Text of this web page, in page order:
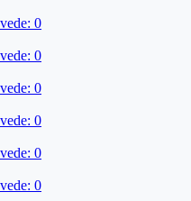
0
0
0
0
0
0